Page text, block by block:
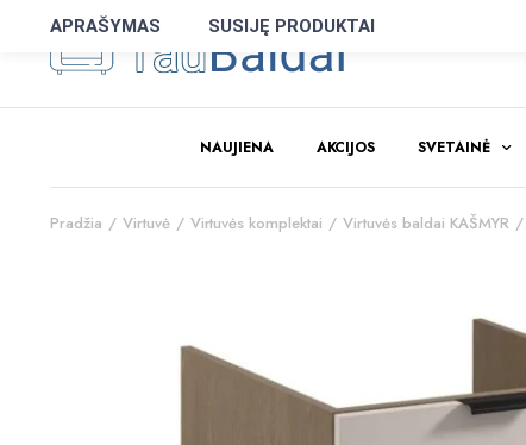
NAUJIENA AKCIJOS SVETAINĖ
Pradžia Virtuvė Virtuvės komplektai Virtuvės baldai KAŠMYR
APRAŠYMAS SUSIJĘ PRODUKTAI